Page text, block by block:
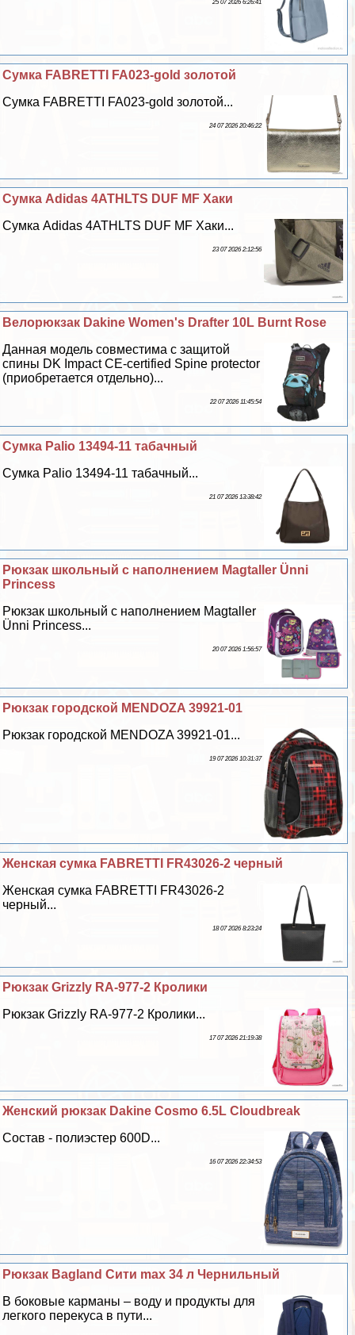
25 07 2026 6:26:41
Сумка FABRETTI FA023-gold золотой
Сумка FABRETTI FA023-gold золотой...
24 07 2026 20:46:22
Сумка Adidas 4ATHLTS DUF MF Хаки
Сумка Adidas 4ATHLTS DUF MF Хаки...
23 07 2026 2:12:56
Велорюкзак Dakine Women's Drafter 10L Burnt Rose
Данная модель совместима с защитой
спины DK Impact CE-certified Spine protector
(приобретается отдельно)...
22 07 2026 11:45:54
Сумка Palio 13494-11 табачный
Сумка Palio 13494-11 табачный...
21 07 2026 13:38:42
Рюкзак школьный с наполнением Magtaller Ünni
Princess
Рюкзак школьный с наполнением Magtaller
Ünni Princess...
20 07 2026 1:56:57
Рюкзак городской MENDOZA 39921-01
Рюкзак городской MENDOZA 39921-01...
19 07 2026 10:31:37
Женская сумка FABRETTI FR43026-2 черный
Женская сумка FABRETTI FR43026-2
черный...
18 07 2026 8:23:24
Рюкзак Grizzly RA-977-2 Кролики
Рюкзак Grizzly RA-977-2 Кролики...
17 07 2026 21:19:38
Женский рюкзак Dakine Cosmo 6.5L Cloudbreak
Состав - полиэстер 600D...
16 07 2026 22:34:53
Рюкзак Bagland Сити max 34 л Чернильный
В боковые карманы – воду и продукты для
легкого перекуса в пути...